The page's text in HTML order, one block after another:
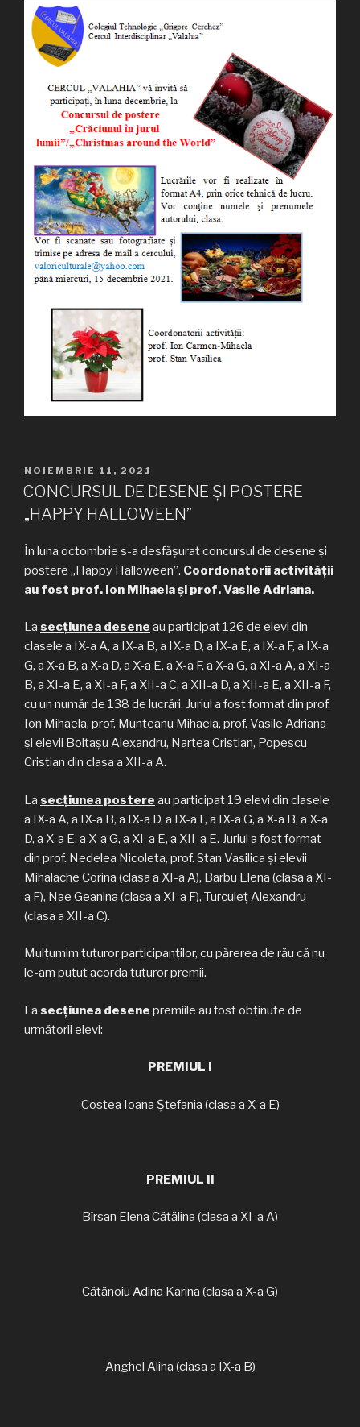
PUBLICAT
PE
NOIEMBRIE 11, 2021
CONCURSUL DE DESENE ȘI POSTERE
„HAPPY HALLOWEEN”
În luna octombrie s-a desfășurat concursul de desene și
postere „Happy Halloween”. Coordonatorii activității
au fost prof. Ion Mihaela și prof. Vasile Adriana.
La secțiunea desene au participat 126 de elevi din
clasele a IX-a A, a IX-a B, a IX-a D, a IX-a E, a IX-a F, a IX-a
G, a X-a B, a X-a D, a X-a E, a X-a F, a X-a G, a XI-a A, a XI-a
B, a XI-a E, a XI-a F, a XII-a C, a XII-a D, a XII-a E, a XII-a F,
cu un număr de 138 de lucrări. Juriul a fost format din prof.
Ion Mihaela, prof. Munteanu Mihaela, prof. Vasile Adriana
și elevii Boltașu Alexandru, Nartea Cristian, Popescu
Cristian din clasa a XII-a A.
La secțiunea postere au participat 19 elevi din clasele
a IX-a A, a IX-a B, a IX-a D, a IX-a F, a IX-a G, a X-a B, a X-a
D, a X-a E, a X-a G, a XI-a E, a XII-a E. Juriul a fost format
din prof. Nedelea Nicoleta, prof. Stan Vasilica și elevii
Mihalache Corina (clasa a XI-a A), Barbu Elena (clasa a XI-
a F), Nae Geanina (clasa a XI-a F), Turculeț Alexandru
(clasa a XII-a C).
Mulțumim tuturor participanților, cu părerea de rău că nu
le-am putut acorda tuturor premii.
La secțiunea desene premiile au fost obținute de
următorii elevi:
PREMIUL I
Costea Ioana Ștefania (clasa a X-a E)
PREMIUL II
Bîrsan Elena Cătălina (clasa a XI-a A)
Cătănoiu Adina Karina (clasa a X-a G)
Anghel Alina (clasa a IX-a B)